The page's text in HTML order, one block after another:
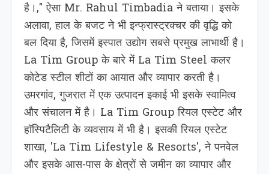
है।," ऐसा Mr. Rahul Timbadia ने बताया। इसके
अलावा, हाल के बजट ने भी इन्फ्रास्ट्रक्चर की वृद्धि को
बल दिया है, जिसमें इस्पात उद्योग सबसे प्रमुख लाभार्थी है।
La Tim Group के बारे में La Tim Steel कलर
कोटेड स्टील शीटों का आयात और व्यापार करती है।
उमरगांव, गुजरात में एक उत्पादन इकाई भी इसके स्वामित्व
और संचालन में है। La Tim Group रियल एस्टेट और
हॉस्पिटैलिटी के व्यवसाय में भी है। इसकी रियल एस्टेट
शाखा, 'La Tim Lifestyle & Resorts', ने पनवेल
और इसके आस-पास के क्षेत्रों से जमीन का व्यापार और